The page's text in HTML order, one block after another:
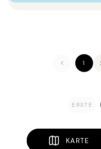
1
ERSTE
KARTE